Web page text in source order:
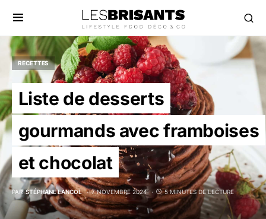
RECETTES
Liste de desserts
gourmands avec framboises
et chocolat
PAR STÉPHANE LANCOL 7 NOVEMBRE 2024 5 MINUTES DE LECTURE